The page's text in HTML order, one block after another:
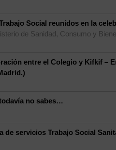
Social reunidos en la
de Sanidad, Consumo y
entre el Colegio y Kifkif –
no sabes…
de servicios Trabajo Social